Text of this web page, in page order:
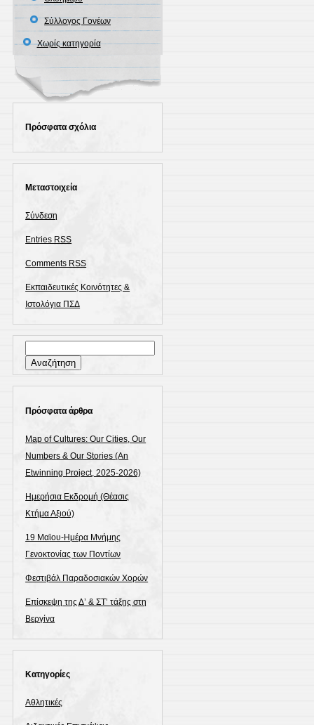
Σύλλογος Γονέων
Χωρίς κατηγορία
Πρόσφατα σχόλια
Μεταστοιχεία
Σύνδεση
Entries RSS
Comments RSS
Εκπαιδευτικές Κοινότητες &
Ιστολόγια ΠΣΔ
για:
Πρόσφατα άρθρα
Map of Cultures: Our Cities, Our
Numbers & Our Stories (An
Etwinning Project, 2025-2026)
Ημερήσια Εκδρομή (Θέασις
Κτήμα Αξιού)
19 Μαϊου-Ημέρα Μνήμης
Γενοκτονίας των Ποντίων
Φεστιβάλ Παραδοσιακών Χορών
Επίσκεψη της Δ’ & ΣΤ’ τάξης στη
Βεργίνα
Kατηγορίες
Αθλητικές